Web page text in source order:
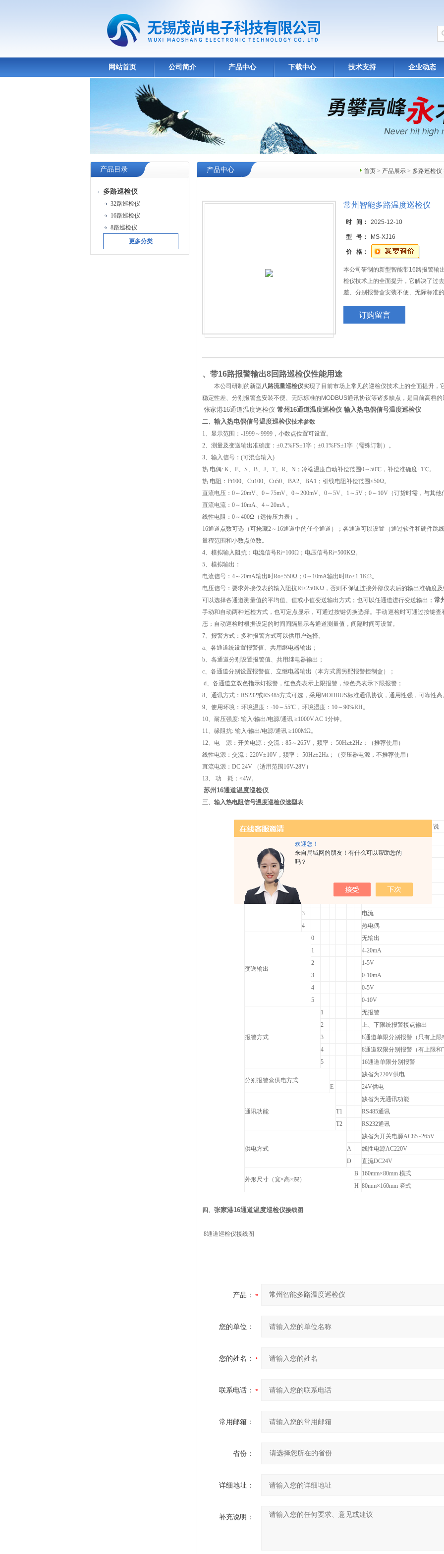
欢迎您！
来自局域网的朋友！有什么可以帮助您的
吗？
网站首页 公司简介 产品中心 下载中心 技术支持 企业动态
产品目录
多路巡检仪
32路巡检仪
16路巡检仪
8路巡检仪
更多分类
首页 > 产品展示 > 多路巡检仪
产品中心
常州智能多路温度巡检仪
时 间： 2025-12-10
型 号： MS-XJ16
价 格：
本公司研制的新型智能带16路报警输
检仪技术上的全面提升，它解决了过
差、分别报警盒安装不便、无际标准
订购留言
、 带16路报警输出8回路巡检仪性能用途
本公司研制的新型八路流量巡检仪实现了目前市场上常见的巡检仪技术上的全面提升，
稳定性差、分别报警盒安装不便、无际标准的MODBUS通讯协议等诸多缺点，是目前高档的
张家港16通道温度巡检仪 常州16通道温度巡检仪 输入热电偶信号温度巡检仪
二、 输入热电偶信号温度巡检仪技术参数
1、显示范围：-1999～9999，小数点位置可设置。
2、测量及变送输出准确度：±0.2%FS±1字；±0.1%FS±1字（需殊订制）。
3、输入信号：(可混合输入)
热 电偶: K、E、S、B、J、T、R、N；冷端温度自动补偿范围0～50℃，补偿准确度±1℃。
热 电阻：Pt100、Cu100、Cu50、BA2、BA1；引线电阻补偿范围≤50Ω。
直流电压：0～20mV、0～75mV、0～200mV、0～5V、1～5V；0～10V（订货时需，与其他
直流电流：0～10mA、4～20mA 。
线性电阻：0～400Ω（远传压力表）。
16通道点数可选（可掩藏2～16通道中的任个通道）；各通道可以设置（通过软件和硬件跳
量程范围和小数点位数。
4、模拟输入阻抗：电流信号Ri=100Ω；电压信号Ri=500KΩ。
5、模拟输出：
电流信号：4～20mA输出时Ro≤550Ω；0～10mA输出时Ro≤1.1KΩ。
电压信号：要求外接仪表的输入阻抗Ri≥250KΩ，否则不保证连接外部仪表后的输出准确度及
可以选择各通道测量值的平均值、值或小值变送输出方式；也可以任通道进行变送输出； 常
手动和自动两种巡检方式，也可定点显示，可通过按键切换选择。手动巡检时可通过按键
态；自动巡检时根据设定的时间间隔显示各通道测量值，间隔时间可设置。
7、报警方式：多种报警方式可以供用户选择。
a、各通道统设置报警值、共用继电器输出；
b、各通道分别设置报警值、共用继电器输出；
c、各通道分别设置报警值、立继电器输出（本方式需另配报警控制盒）；
d、各通道立双色指示灯报警，红色亮表示上限报警，绿色亮表示下限报警；
8、通讯方式：RS232或RS485方式可选，采用MODBUS标准通讯协议，通用性强，可靠性
9、使用环境：环境温度：-10～55℃，环境湿度：10～90%RH。
10、耐压强度: 输入/输出/电源/通讯 ≥1000V.AC 1分钟。
11、缘阻抗: 输入/输出/电源/通讯 ≥100MΩ。
12、电 源：开关电源：交流：85～265V，频率： 50Hz±2Hz；（推荐使用）
线性电源：交流：220V±10V，频率： 50Hz±2Hz；（变压器电源，不推荐使用）
直流电源 ：DC 24V （适用范围 16V-28V）
13、 功 耗：<4W。
苏州16通道温度巡检仪
三、 输入热电阻信号温度巡检仪选型表
型 号
MS-XJ
× × × × × × × × 茂尚智能巡检报警仪
8通道
输入信号
3
电流
4
热电偶
变送输出
0
无输出
1
4-20mA
2
1-5V
3
0-10mA
4
0-5V
5
0-10V
报警方式
1
无报警
2
上、下限统报警接点输出
3
8通道单限分别报警（只有上限
4
8通道双限分别报警（有上限和
5
16通道单限分别报警
分别报警盒供电方式
缺省为220V供电
E
24V供电
通讯功能
缺省为无通讯功能
T1
RS485通讯
T2
RS232通讯
供电方式
缺省为开关电源AC85~265V
A
线性电源AC220V
D
直流DC24V
外形尺寸（宽×高×深）
B 160mm×80mm 横式
H 80mm×160mm 竖式
四、 张家港16通道温度巡检仪接线图
8通道巡检仪接线图
产品：
您的单位：
您的姓名：
联系电话：
常用邮箱：
省份：
详细地址：
补充说明：